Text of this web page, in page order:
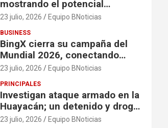
mostrando el potencial
ecológico de China en América
23 julio, 2026 Equipo BNoticias
BUSINESS
BingX cierra su campaña del
Mundial 2026, conectando
comunidades a través de
23 julio, 2026 Equipo BNoticias
PRINCIPALES
Investigan ataque armado en la
Huayacán; un detenido y droga
asegurada tras persecución
23 julio, 2026 Equipo BNoticias